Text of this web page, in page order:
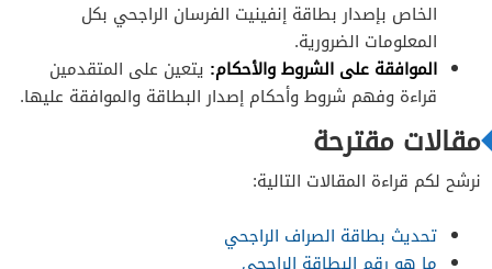
الخاص بإصدار بطاقة إنفينيت الفرسان الراجحي بكل
المعلومات الضرورية.
الموافقة على الشروط والأحكام: يتعين على المتقدمين
قراءة وفهم شروط وأحكام إصدار البطاقة والموافقة عليها.
مقالات مقترحة
نرشح لكم قراءة المقالات التالية:
تحديث بطاقة الصراف الراجحي